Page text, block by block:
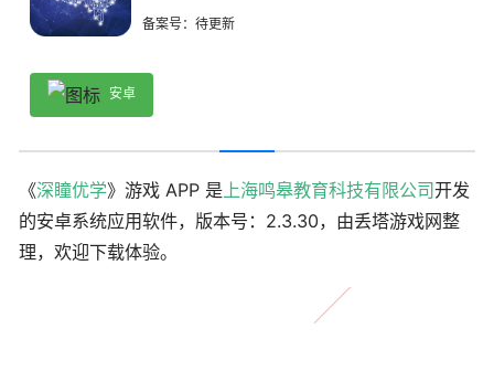
备案号：待更新
安卓
《深瞳优学》游戏 APP 是 上海鸣皋教育科技有限公司开发
的安卓系统应用软件，版本号：2.3.30，由丢塔游戏网整
理，欢迎下载体验。